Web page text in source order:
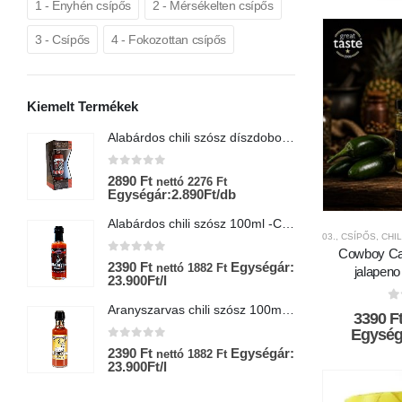
03., CSÍPŐS
Cowboy
3390
1 - Enyhén csípős 2 - Mérsékelten csípős
3 - Csípős 4 - Fokozottan csípős
Kiemelt Termékek
0az 5-ből
2890 Ft nettó 2276 Ft
Egységár:2.890Ft/db
0az 5-ből
2390 Ft nettó 1882 Ft Egységár:
23.900Ft/l
Aranyszarvas chili szósz 100ml-Chili Hungária
0az 5-ből
2390 Ft nettó 1882 Ft Egységár:
23.900Ft/l
0
0
0